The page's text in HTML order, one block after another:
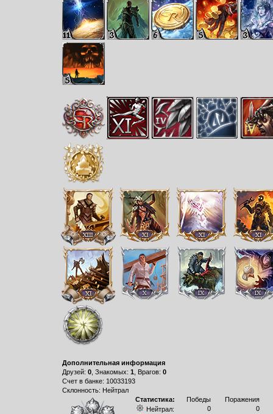
Дополнительная информация
Друзей: 0, Знакомых: 1 , Врагов: 0
Счет в банке: 10033193
Склонность: Нейтрал
Статистика:
Победы
Поражения
Нейтрал:
0
0